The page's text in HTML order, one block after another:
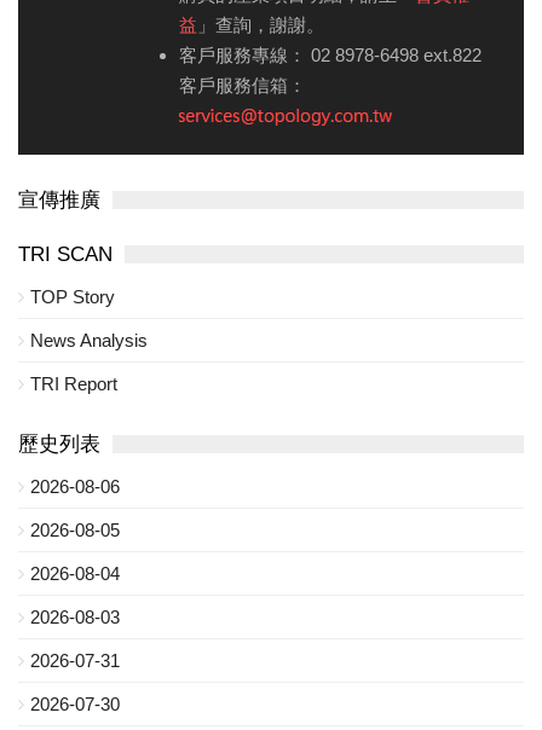
益 」查詢，謝謝。
客戶服務專線： 02 8978-6498 ext.822
客戶服務信箱：
宣傳推廣
TRI SCAN
TOP Story
News Analysis
TRI Report
歷史列表
2026-08-06
2026-08-05
2026-08-04
2026-08-03
2026-07-31
2026-07-30